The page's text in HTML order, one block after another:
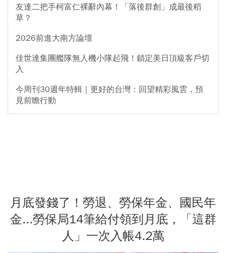
友達二把手柯富仁裸辭內幕！「落後群創」成最後稻
草？
2026前進大南方論壇
佳世達集團艦隊無人機小隊起飛！鎖定美日頂級客戶切
入
今周刊30週年特輯｜更好的台灣：回望精彩風雲，預
見前瞻行動
月底發錢了！勞退、勞保年金、國民年
金...勞保局14筆給付領到月底，「這群
人」一次入帳4.2萬